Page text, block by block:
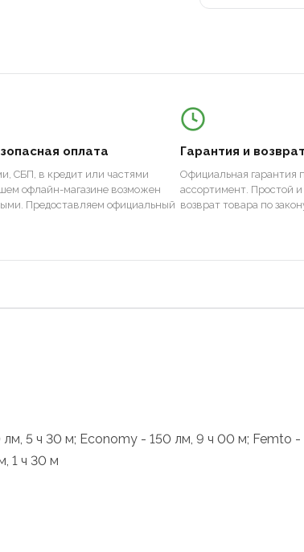
оплата
СБП, в кредит или частями
офлайн-магазине возможен
Предоставляем официальный
Гарантия и возврат
Официальная гарантия
ассортимент. Простой
возврат товара по
5 ч 30 м; Economy - 150 лм, 9 ч 00 м; Femto -
1 ч 30 м